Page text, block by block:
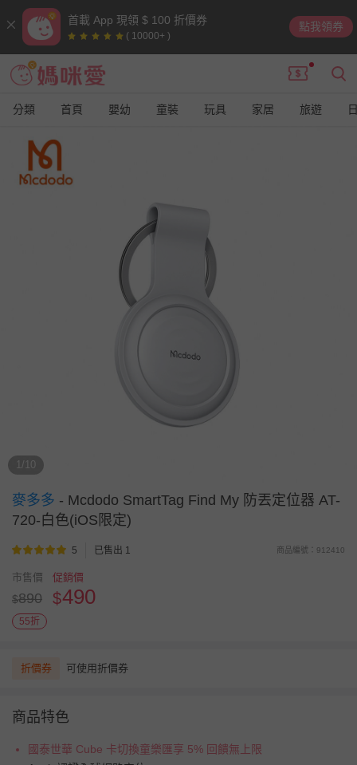
首載 App 現領 $ 100 折價券
( 10000+ )
點我領券
分類 首頁 嬰幼 童裝 玩具 家居 旅遊
1/10
麥多多 - Mcdodo SmartTag Find My 防丟定位器 AT-
720-白色(iOS限定)
5 已售出 1 商品編號：912410
市售價
$890
促銷價
$490
55折
折價券 可使用折價券
商品特色
國泰世華 Cube 卡切換童樂匯享 5% 回饋無上限